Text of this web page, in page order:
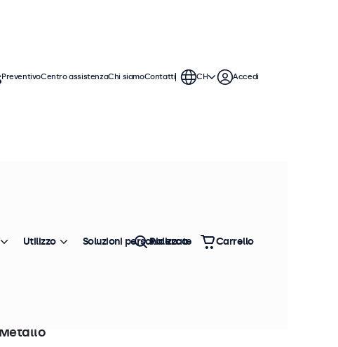
monitor da 7 pollici offrono varie
integrarsi perfettamente qualsiasi
Ordina Più venduto
PreventivoCentro assistenzaChi siamoContatti CH Accedi
Utilizzo Soluzioni personalizzate
Ricerca Carrello